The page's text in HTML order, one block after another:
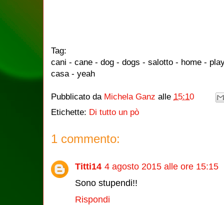
Tag:
cani - cane - dog - dogs - salotto - home -
casa - yeah
Pubblicato da Michela Ganz alle 15:10
Etichette: Di tutto un pò
1 commento:
Titti14 4 agosto 2015 alle ore 15:15
Sono stupendi!!
Rispondi